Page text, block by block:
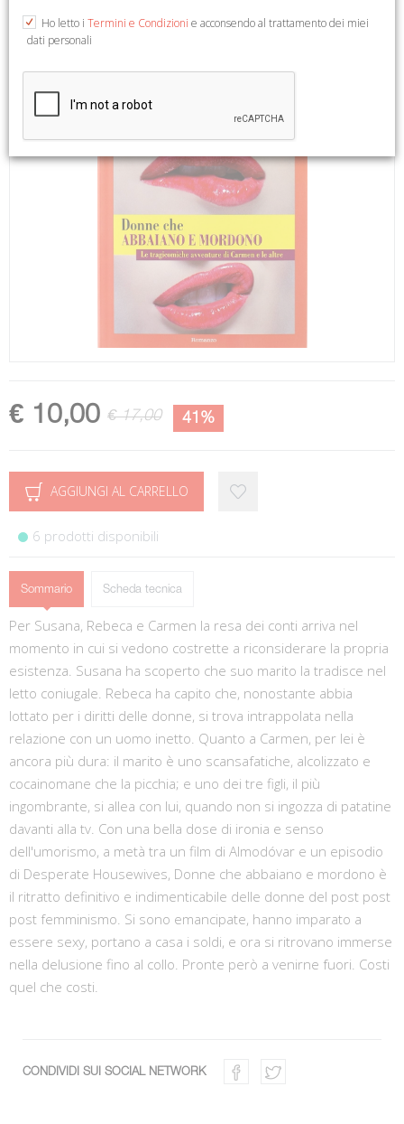
€ 10,00 € 17,00 41%
AGGIUNGI AL CARRELLO
6 prodotti disponibili
Sommario Scheda tecnica
Per Susana, Rebeca e Carmen la resa dei conti arriva nel
momento in cui si vedono costrette a riconsiderare la propria
esistenza. Susana ha scoperto che suo marito la tradisce nel
letto coniugale. Rebeca ha capito che, nonostante abbia
lottato per i diritti delle donne, si trova intrappolata nella
relazione con un uomo inetto. Quanto a Carmen, per lei è
ancora più dura: il marito è uno scansafatiche, alcolizzato e
cocainomane che la picchia; e uno dei tre figli, il più
ingombrante, si allea con lui, quando non si ingozza di patatine
davanti alla tv. Con una bella dose di ironia e senso
dell'umorismo, a metà tra un film di Almodóvar e un episodio
di Desperate Housewives, Donne che abbaiano e mordono è
il ritratto definitivo e indimenticabile delle donne del post post
post femminismo. Si sono emancipate, hanno imparato a
essere sexy, portano a casa i soldi, e ora si ritrovano immerse
nella delusione fino al collo. Pronte però a venirne fuori. Costi
quel che costi.
CONDIVIDI SUI SOCIAL NETWORK
Ho letto i Termini e Condizioni e acconsendo al trattamento dei miei
dati personali